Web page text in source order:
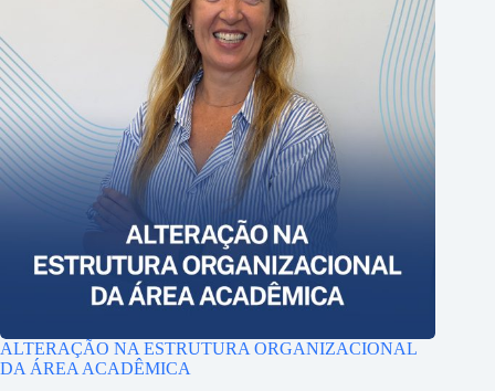
ALTERAÇÃO NA ESTRUTURA ORGANIZACIONAL
DA ÁREA ACADÊMICA